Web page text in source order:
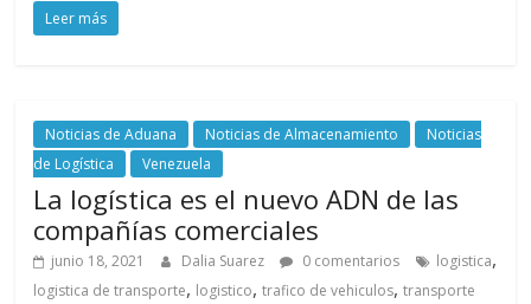
Leer más
Noticias de Aduana Noticias de Almacenamiento
Noticias
de Logística
Venezuela
La logística es el nuevo ADN de las
compañías comerciales
junio 18, 2021 Dalia Suarez 0 comentarios logistica,
logistica de transporte, logistico,trafico de vehiculos,transporte